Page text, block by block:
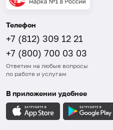
Телефон
+7 (812) 309 12 21
+7 (800) 700 03 03
Ответим на любые вопросы
по работе и услугам
В приложении удобнее